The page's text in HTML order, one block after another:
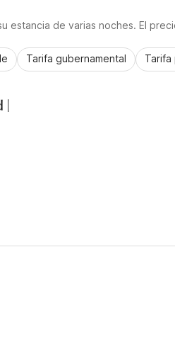
estancia de varias noches. El
Tarifa gubernamental Tarifa
|